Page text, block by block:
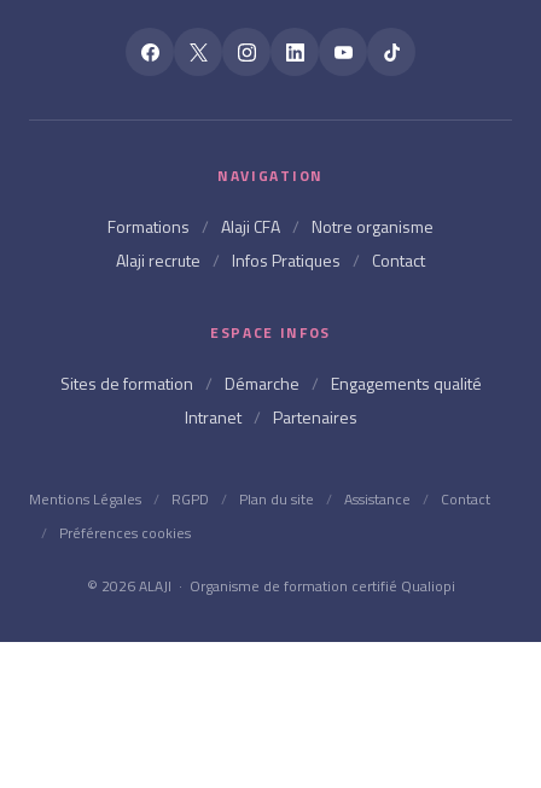
NAVIGATION
Formations / Alaji CFA / Notre organisme
Alaji recrute / Infos Pratiques / Contact
ESPACE INFOS
Sites de formation / Démarche / Engagements qualité
Intranet / Partenaires
Mentions Légales / RGPD / Plan du site / Assistance /
Contact
/
Préférences cookies
© 2026 ALAJI · Organisme de formation certifié Qualiopi